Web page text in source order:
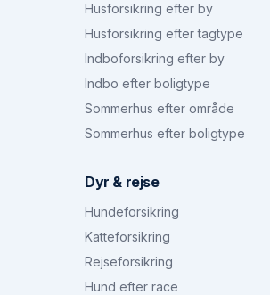
Husforsikring efter by
Husforsikring efter tagtype
Indboforsikring efter by
Indbo efter boligtype
Sommerhus efter område
Sommerhus efter boligtype
Dyr & rejse
Hundeforsikring
Katteforsikring
Rejseforsikring
Hund efter race